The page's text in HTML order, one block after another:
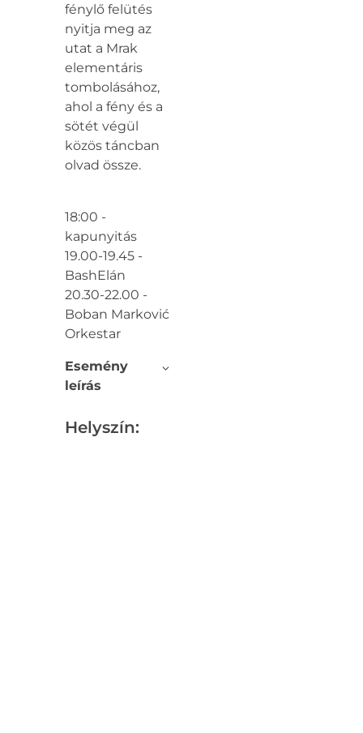
fénylő felütés
nyitja meg az
utat a Mrak
elementáris
tombolásához,
ahol a fény és a
sötét végül
közös táncban
olvad össze.
18:00 -
kapunyitás
19.00-19.45 -
BashElán
20.30-22.00 -
Boban Marković
Orkestar
Esemény
leírás
Helyszín: